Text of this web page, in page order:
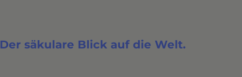
Der säkulare Blick auf die Welt.